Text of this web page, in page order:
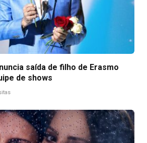
saída de filho de Erasmo
de shows